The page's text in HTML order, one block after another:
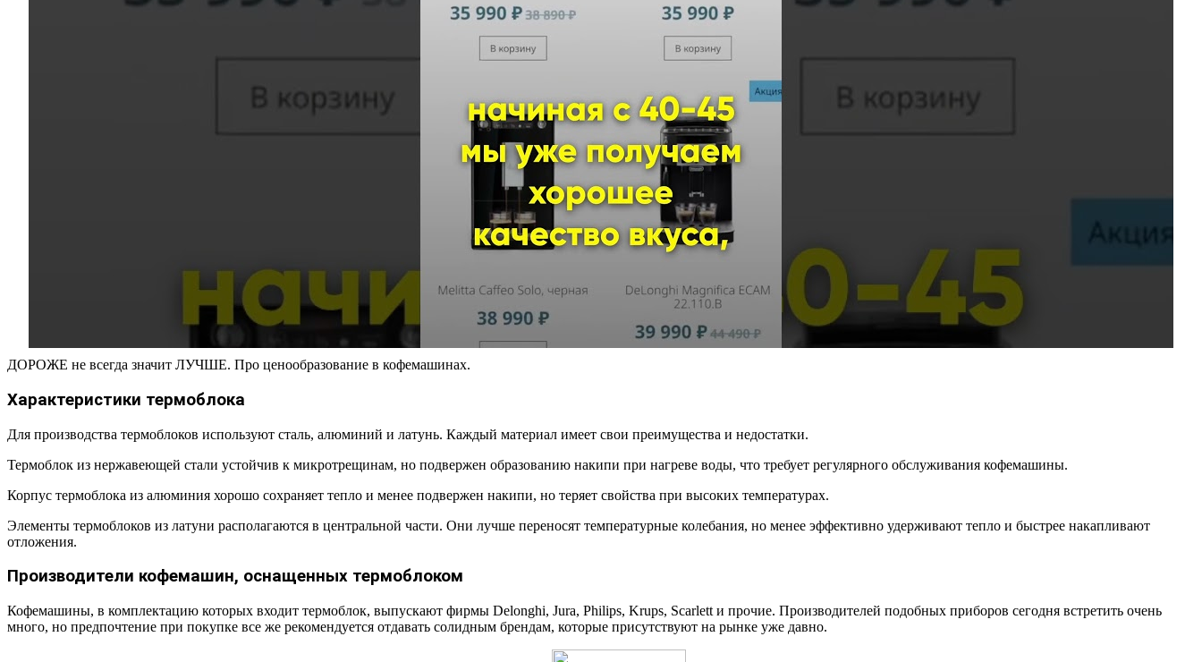
ДОРОЖЕ не всегда значит ЛУЧШЕ. Про ценообразование в кофемашинах.
Характеристики термоблока
Для производства термоблоков используют сталь, алюминий и латунь. Каждый материал имеет свои преимущества и недостатки.
Термоблок из нержавеющей стали устойчив к микротрещинам, но подвержен образованию накипи при нагреве воды, что требует регулярного обслуживания кофемашины.
Корпус термоблока из алюминия хорошо сохраняет тепло и менее подвержен накипи, но теряет свойства при высоких температурах.
Элементы термоблоков из латуни располагаются в центральной части. Они лучше переносят температурные колебания, но менее эффективно удерживают тепло и быстрее накапливают
отложения.
Производители кофемашин, оснащенных термоблоком
Кофемашины, в комплектацию которых входит термоблок, выпускают фирмы Delonghi, Jura, Philips, Krups, Scarlett и прочие. Производителей подобных приборов сегодня встретить очень
много, но предпочтение при покупке все же рекомендуется отдавать солидным брендам, которые присутствуют на рынке уже давно.